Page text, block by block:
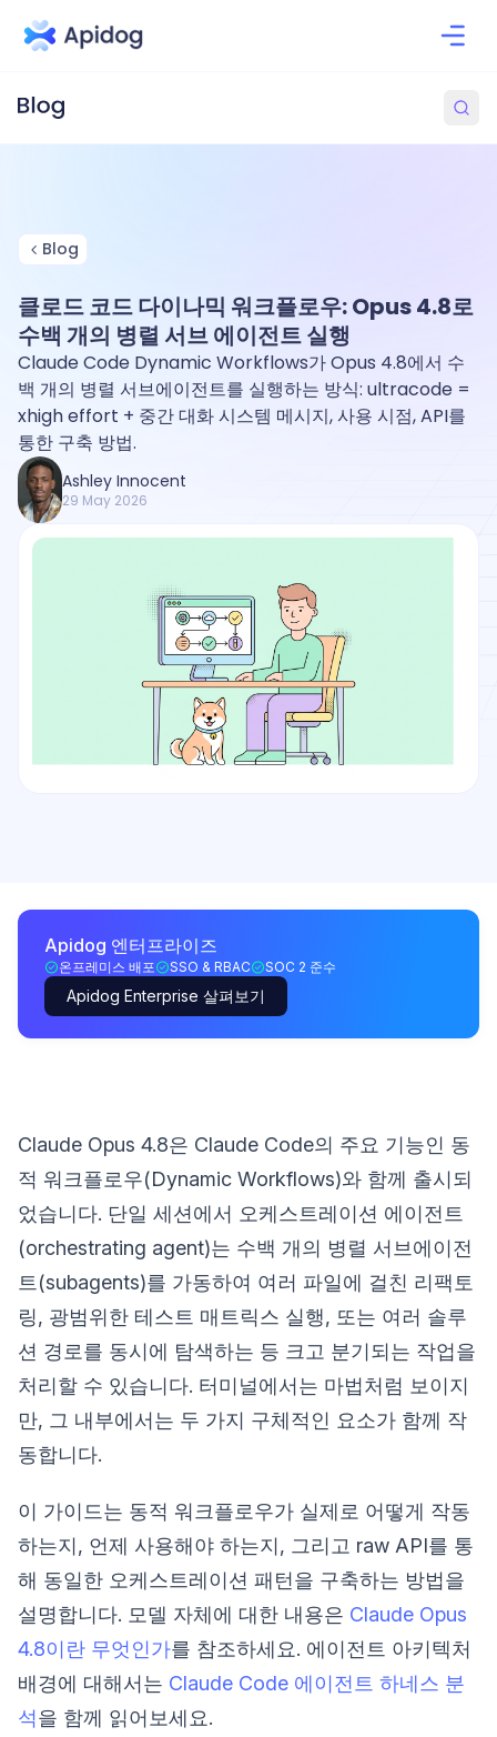
Blog
클로드 코드 다이나믹 워크플로우: Opus 4.8로
수백 개의 병렬 서브 에이전트 실행
Claude Code Dynamic Workflows가 Opus 4.8에서 수
백 개의 병렬 서브에이전트를 실행하는 방식: ultracode =
xhigh effort + 중간 대화 시스템 메시지, 사용 시점, API를
통한 구축 방법.
Ashley Innocent
29 May 2026
Apidog 엔터프라이즈
온프레미스 배포 SSO & RBAC SOC 2 준수
Apidog Enterprise 살펴보기
Claude Opus 4.8은 Claude Code의 주요 기능인 동
적 워크플로우(Dynamic Workflows)와 함께 출시되
었습니다. 단일 세션에서 오케스트레이션 에이전트
(orchestrating agent)는 수백 개의 병렬 서브에이전
트(subagents)를 가동하여 여러 파일에 걸친 리팩토
링, 광범위한 테스트 매트릭스 실행, 또는 여러 솔루
션 경로를 동시에 탐색하는 등 크고 분기되는 작업을
처리할 수 있습니다. 터미널에서는 마법처럼 보이지
만, 그 내부에서는 두 가지 구체적인 요소가 함께 작
동합니다.
이 가이드는 동적 워크플로우가 실제로 어떻게 작동
하는지, 언제 사용해야 하는지, 그리고 raw API를 통
해 동일한 오케스트레이션 패턴을 구축하는 방법을
설명합니다. 모델 자체에 대한 내용은 Claude Opus
4.8이란 무엇인가를 참조하세요. 에이전트 아키텍처
배경에 대해서는 Claude Code 에이전트 하네스 분
석을 함께 읽어보세요.